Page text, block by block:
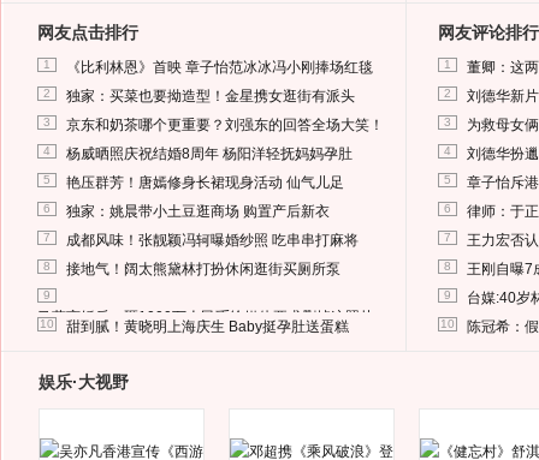
网友点击排行
1 《比利林恩》首映 章子怡范冰冰冯小刚捧场红毯
2 独家：买菜也要拗造型！金星携女逛街有派头
3 京东和奶茶哪个更重要？刘强东的回答全场大笑！
4 杨威晒照庆祝结婚8周年 杨阳洋轻抚妈妈孕肚
5 艳压群芳！唐嫣修身长裙现身活动 仙气儿足
6 独家：姚晨带小土豆逛商场 购置产后新衣
7 成都风味！张靓颖冯轲曝婚纱照 吃串串打麻将
8 接地气！阔太熊黛林打扮休闲逛街买厕所泵
9
马蓉离婚后，砸1000万人民币给媒体要求删掉这照片
10 甜到腻！黄晓明上海庆生 Baby挺孕肚送蛋糕
网友评论排行
1 董卿：这
2 刘德华新
3 为救母女
4 刘德华扮
5 章子怡斥
6 律师：于
7 王力宏否
8 王刚自曝7
9 台媒:40岁
10 陈冠希：
娱乐·大视野